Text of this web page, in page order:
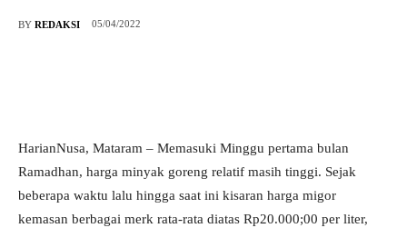
BY REDAKSI 05/04/2022
HarianNusa, Mataram – Memasuki Minggu pertama bulan
Ramadhan, harga minyak goreng relatif masih tinggi. Sejak
beberapa waktu lalu hingga saat ini kisaran harga migor
kemasan berbagai merk rata-rata diatas Rp20.000;00 per liter,